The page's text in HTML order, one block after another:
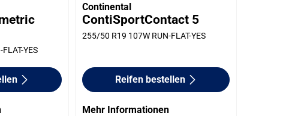
YES
Continental
ContiSportContact 5
255/50 R19 107W RUN-FLAT-YES
Reifen bestellen
Mehr Informationen